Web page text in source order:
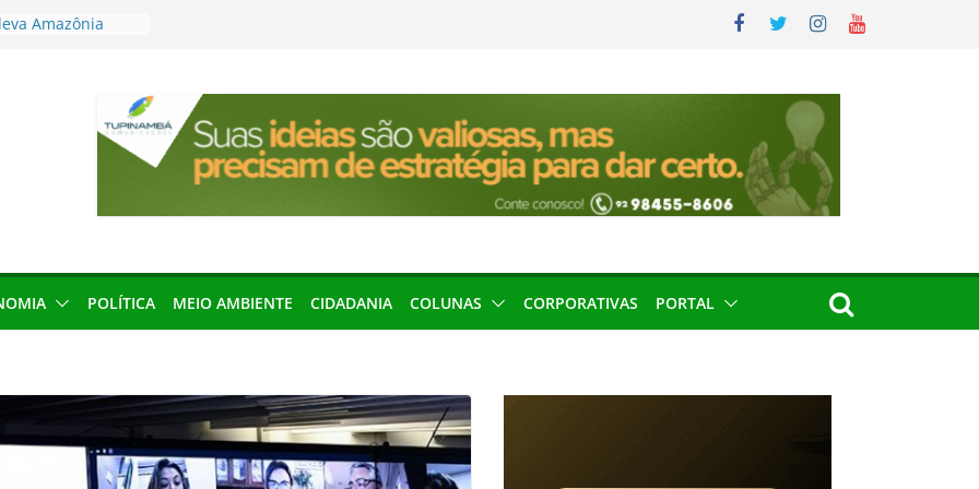
Amazônia
de 2027
local impróprio
fogo no Cemitério
protagonismo
podem barrar
POLÍTICA MEIO AMBIENTE CIDADANIA COLUNAS CORPORATIVAS PORTAL